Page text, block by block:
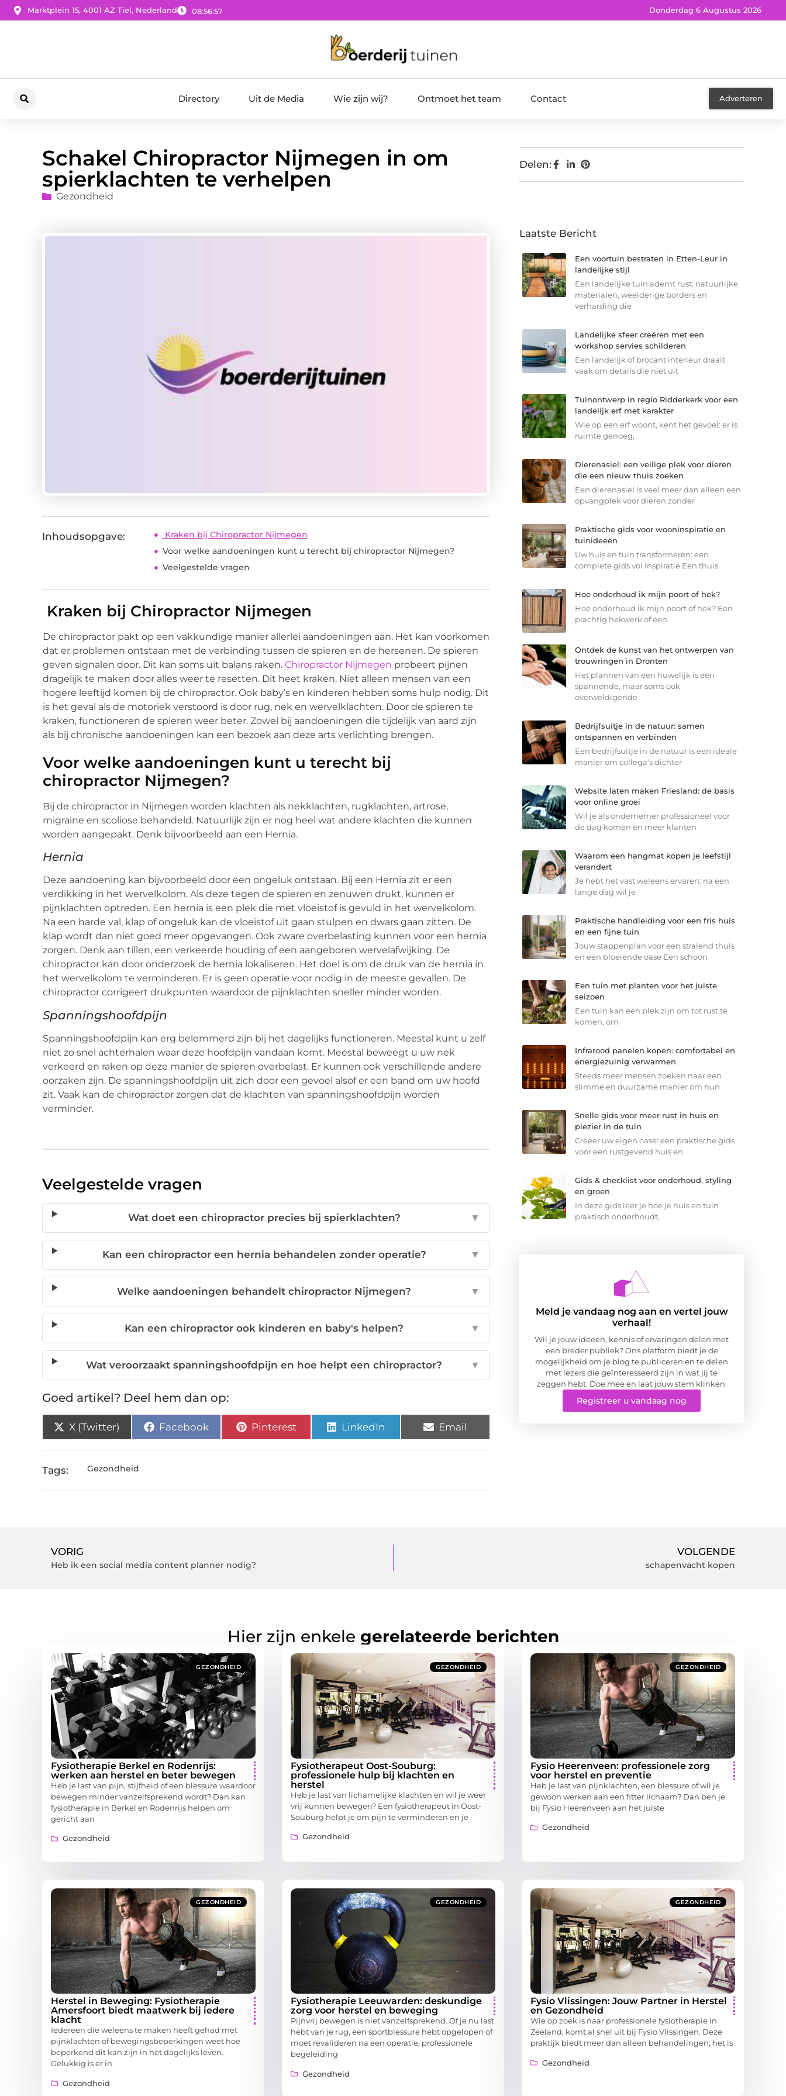
Marktplein 15, 4001 AZ Tiel, Nederland 08:56:58 Donderdag 6 Augustus 2026
Directory Uit de Media Wie zijn wij? Ontmoet het team Contact Adverteren
Schakel Chiropractor Nijmegen in om
spierklachten te verhelpen
Gezondheid
Inhoudsopgave:
Kraken bij Chiropractor Nijmegen
Voor welke aandoeningen kunt u terecht bij chiropractor Nijmegen?
Veelgestelde vragen
Kraken bij Chiropractor Nijmegen
De chiropractor pakt op een vakkundige manier allerlei aandoeningen aan. Het kan voorkomen
dat er problemen ontstaan met de verbinding tussen de spieren en de hersenen. De spieren
geven signalen door. Dit kan soms uit balans raken. Chiropractor Nijmegen probeert pijnen
dragelijk te maken door alles weer te resetten. Dit heet kraken. Niet alleen mensen van een
hogere leeftijd komen bij de chiropractor. Ook baby’s en kinderen hebben soms hulp nodig. Dit
is het geval als de motoriek verstoord is door rug, nek en wervelklachten. Door de spieren te
kraken, functioneren de spieren weer beter. Zowel bij aandoeningen die tijdelijk van aard zijn
als bij chronische aandoeningen kan een bezoek aan deze arts verlichting brengen.
Voor welke aandoeningen kunt u terecht bij
chiropractor Nijmegen?
Bij de chiropractor in Nijmegen worden klachten als nekklachten, rugklachten, artrose,
migraine en scoliose behandeld. Natuurlijk zijn er nog heel wat andere klachten die kunnen
worden aangepakt. Denk bijvoorbeeld aan een Hernia.
Hernia
Deze aandoening kan bijvoorbeeld door een ongeluk ontstaan. Bij een Hernia zit er een
verdikking in het wervelkolom. Als deze tegen de spieren en zenuwen drukt, kunnen er
pijnklachten optreden. Een hernia is een plek die met vloeistof is gevuld in het wervelkolom.
Na een harde val, klap of ongeluk kan de vloeistof uit gaan stulpen en dwars gaan zitten. De
klap wordt dan niet goed meer opgevangen. Ook zware overbelasting kunnen voor een hernia
zorgen. Denk aan tillen, een verkeerde houding of een aangeboren wervelafwijking. De
chiropractor kan door onderzoek de hernia lokaliseren. Het doel is om de druk van de hernia in
het wervelkolom te verminderen. Er is geen operatie voor nodig in de meeste gevallen. De
chiropractor corrigeert drukpunten waardoor de pijnklachten sneller minder worden.
Spanningshoofdpijn
Spanningshoofdpijn kan erg belemmerd zijn bij het dagelijks functioneren. Meestal kunt u zelf
niet zo snel achterhalen waar deze hoofdpijn vandaan komt. Meestal beweegt u uw nek
verkeerd en raken op deze manier de spieren overbelast. Er kunnen ook verschillende andere
oorzaken zijn. De spanningshoofdpijn uit zich door een gevoel alsof er een band om uw hoofd
zit. Vaak kan de chiropractor zorgen dat de klachten van spanningshoofdpijn worden
verminder.
Veelgestelde vragen
Wat doet een chiropractor precies bij spierklachten? ▼
Kan een chiropractor een hernia behandelen zonder operatie? ▼
Welke aandoeningen behandelt chiropractor Nijmegen? ▼
Kan een chiropractor ook kinderen en baby's helpen? ▼
Wat veroorzaakt spanningshoofdpijn en hoe helpt een chiropractor? ▼
Goed artikel? Deel hem dan op:
X (Twitter) Facebook Pinterest LinkedIn Email
Tags: Gezondheid
Delen:
Laatste Bericht
Een voortuin bestraten in Etten-Leur in
landelijke stijl
Een landelijke tuin ademt rust: natuurlijke
materialen, weelderige borders en
verharding die
Landelijke sfeer creëren met een
workshop servies schilderen
Een landelijk of brocant interieur draait
vaak om details die niet uit
Tuinontwerp in regio Ridderkerk voor een
landelijk erf met karakter
Wie op een erf woont, kent het gevoel: er is
ruimte genoeg,
Dierenasiel: een veilige plek voor dieren
die een nieuw thuis zoeken
Een dierenasiel is veel meer dan alleen een
opvangplek voor dieren zonder
Praktische gids voor wooninspiratie en
tuinideeën
Uw huis en tuin transformeren: een
complete gids vol inspiratie Een thuis
Hoe onderhoud ik mijn poort of hek?
Hoe onderhoud ik mijn poort of hek? Een
prachtig hekwerk of een
Ontdek de kunst van het ontwerpen van
trouwringen in Dronten
Het plannen van een huwelijk is een
spannende, maar soms ook
overweldigende
Bedrijfsuitje in de natuur: samen
ontspannen en verbinden
Een bedrijfsuitje in de natuur is een ideale
manier om collega’s dichter
Website laten maken Friesland: de basis
voor online groei
Wil je als ondernemer professioneel voor
de dag komen en meer klanten
Waarom een hangmat kopen je leefstijl
verandert
Je hebt het vast weleens ervaren: na een
lange dag wil je
Praktische handleiding voor een fris huis
en een fijne tuin
Jouw stappenplan voor een stralend thuis
en een bloeiende oase Een schoon
Een tuin met planten voor het juiste
seizoen
Een tuin kan een plek zijn om tot rust te
komen, om
Infrarood panelen kopen: comfortabel en
energiezuinig verwarmen
Steeds meer mensen zoeken naar een
slimme en duurzame manier om hun
Snelle gids voor meer rust in huis en
plezier in de tuin
Creëer uw eigen oase: een praktische gids
voor een rustgevend huis en
Gids & checklist voor onderhoud, styling
en groen
In deze gids leer je hoe je huis en tuin
praktisch onderhoudt,
Meld je vandaag nog aan en vertel jouw
verhaal!
Wil je jouw ideeën, kennis of ervaringen delen met
een breder publiek? Ons platform biedt je de
mogelijkheid om je blog te publiceren en te delen
met lezers die geïnteresseerd zijn in wat jij te
zeggen hebt. Doe mee en laat jouw stem klinken.
Registreer u vandaag nog
VORIG
Heb ik een social media content planner nodig?
VOLGENDE
schapenvacht kopen
Hier zijn enkele gerelateerde berichten
GEZONDHEID
Fysiotherapie Berkel en Rodenrijs:
werken aan herstel en beter bewegen
Heb je last van pijn, stijfheid of een blessure waardoor
bewegen minder vanzelfsprekend wordt? Dan kan
fysiotherapie in Berkel en Rodenrijs helpen om
gericht aan
Gezondheid
GEZONDHEID
Fysiotherapeut Oost-Souburg:
professionele hulp bij klachten en
herstel
Heb je last van lichamelijke klachten en wil je weer
vrij kunnen bewegen? Een fysiotherapeut in Oost-
Souburg helpt je om pijn te verminderen en je
Gezondheid
GEZONDHEID
Fysio Heerenveen: professionele zorg
voor herstel en preventie
Heb je last van pijnklachten, een blessure of wil je
gewoon werken aan een fitter lichaam? Dan ben je
bij Fysio Heerenveen aan het juiste
Gezondheid
GEZONDHEID
Herstel in Beweging: Fysiotherapie
Amersfoort biedt maatwerk bij iedere
klacht
Iedereen die weleens te maken heeft gehad met
pijnklachten of bewegingsbeperkingen weet hoe
beperkend dit kan zijn in het dagelijks leven.
Gelukkig is er in
Gezondheid
GEZONDHEID
Fysiotherapie Leeuwarden: deskundige
zorg voor herstel en beweging
Pijnvrij bewegen is niet vanzelfsprekend. Of je nu last
hebt van je rug, een sportblessure hebt opgelopen of
moet revalideren na een operatie, professionele
begeleiding
Gezondheid
GEZONDHEID
Fysio Vlissingen: Jouw Partner in Herstel
en Gezondheid
Wie op zoek is naar professionele fysiotherapie in
Zeeland, komt al snel uit bij Fysio Vlissingen. Deze
praktijk biedt meer dan alleen behandelingen; het is
Gezondheid